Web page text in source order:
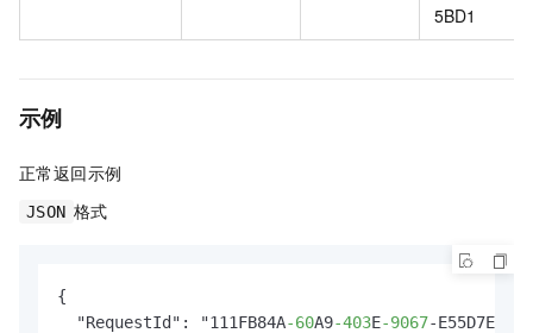
5BD1
示例
正常返回示例
JSON 格式
{
  "RequestId": "111FB84A
-60A9-403E-9067-